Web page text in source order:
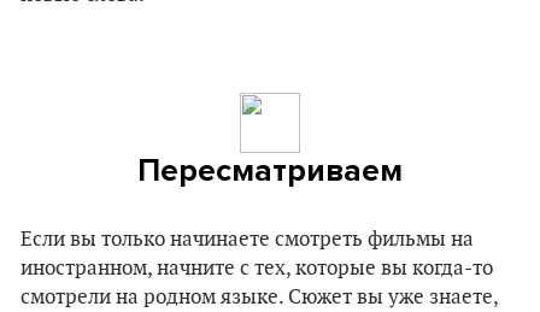
Пересматриваем
Если вы только начинаете смотреть фильмы на
иностранном, начните с тех, которые вы когда-то
смотрели на родном языке. Сюжет вы уже знаете,